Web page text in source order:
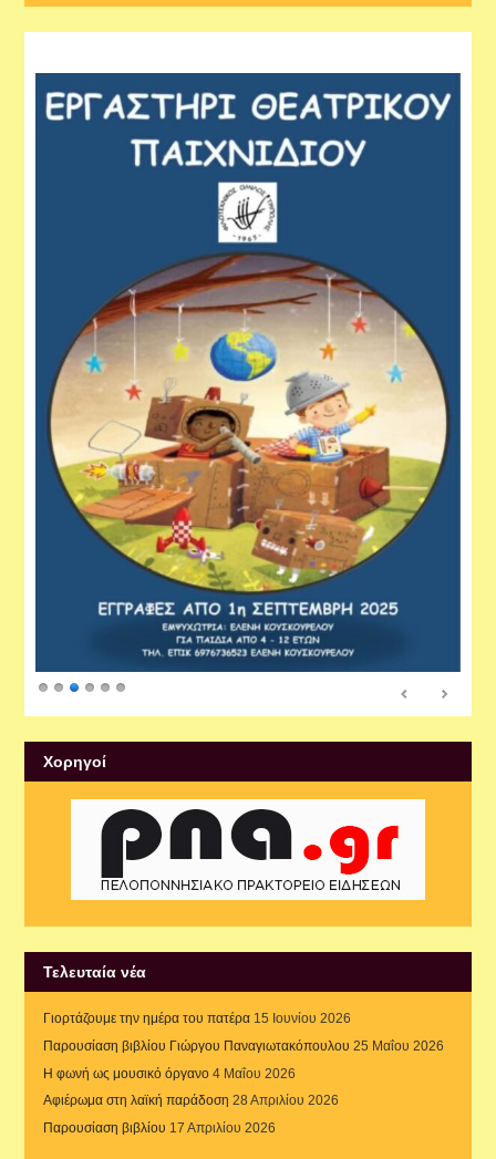
Xορηγοί
Τελευταία νέα
Γιορτάζουμε την ημέρα του πατέρα 15 Ιουνίου 2026
Παρουσίαση βιβλίου Γιώργου Παναγιωτακόπουλου 25 Μαΐου 2026
Η φωνή ως μουσικό όργανο 4 Μαΐου 2026
Αφιέρωμα στη λαϊκή παράδοση 28 Απριλίου 2026
Παρουσίαση βιβλίου 17 Απριλίου 2026